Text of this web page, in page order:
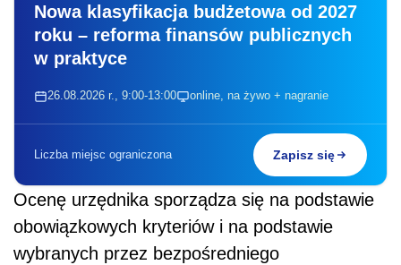
Nowa klasyfikacja budżetowa od 2027
roku – reforma finansów publicznych
w praktyce
26.08.2026 r., 9:00-13:00 online, na żywo + nagranie
Liczba miejsc ograniczona Zapisz się
Ocenę urzędnika sporządza się na podstawie
obowiązkowych kryteriów i na podstawie
wybranych przez bezpośredniego